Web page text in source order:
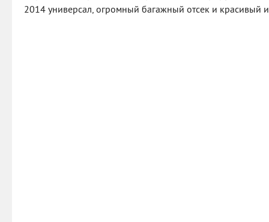
2014 универсал, огромный багажный отсек и красивый